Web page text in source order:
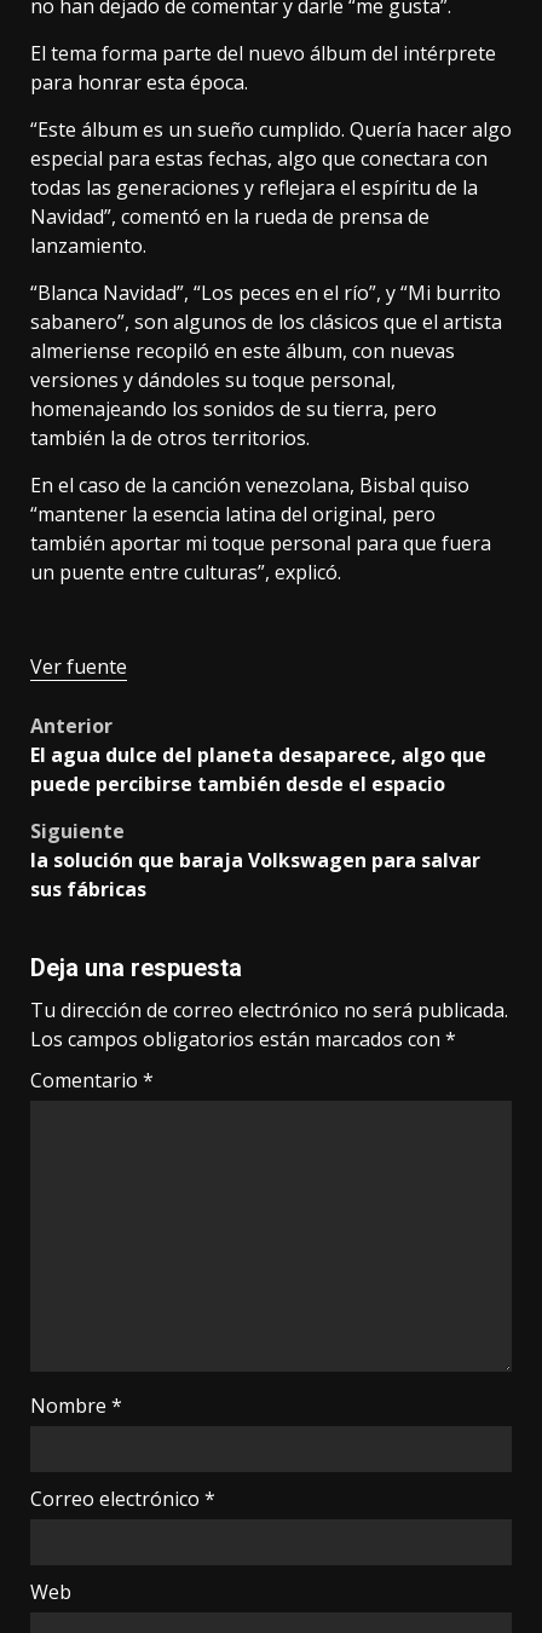
no han dejado de comentar y darle “me gusta”.
El tema forma parte del nuevo álbum del intérprete
para honrar esta época.
“Este álbum es un sueño cumplido. Quería hacer algo
especial para estas fechas, algo que conectara con
todas las generaciones y reflejara el espíritu de la
Navidad”, comentó en la rueda de prensa de
lanzamiento.
“Blanca Navidad”, “Los peces en el río”, y “Mi burrito
sabanero”, son algunos de los clásicos que el artista
almeriense recopiló en este álbum, con nuevas
versiones y dándoles su toque personal,
homenajeando los sonidos de su tierra, pero
también la de otros territorios.
En el caso de la canción venezolana, Bisbal quiso
“mantener la esencia latina del original, pero
también aportar mi toque personal para que fuera
un puente entre culturas”, explicó.
Ver fuente
Post
navigation
Anterior
El agua dulce del planeta desaparece, algo que
puede percibirse también desde el espacio
Siguiente
la solución que baraja Volkswagen para salvar
sus fábricas
Deja una respuesta
Tu dirección de correo electrónico no será publicada.
Los campos obligatorios están marcados con *
Comentario *
Nombre *
Correo electrónico *
Web